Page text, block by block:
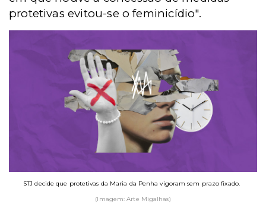
protetivas evitou-se o feminicídio".
STJ decide que protetivas da Maria da Penha vigoram sem prazo fixado.
(Imagem: Arte Migalhas)